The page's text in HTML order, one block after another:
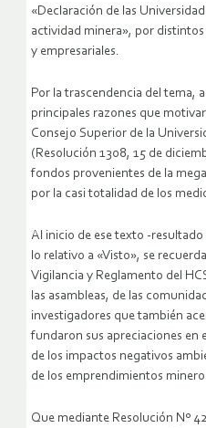
«Declaración de las
actividad minera», por
y empresariales.
Por la trascendencia del tema,
principales razones que
Consejo Superior de la
(Resolución 1308, 15 de
fondos provenientes de la
por la casi totalidad de los
Al inicio de ese texto -
lo relativo a «Visto», se
Vigilancia y Reglamento del
las asambleas, de las
investigadores que también
fundaron sus apreciaciones en
de los impactos negativos
de los emprendimientos
Que mediante Resolución Nº